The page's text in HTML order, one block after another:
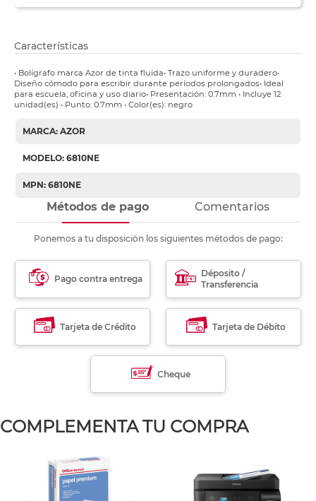
Características
• Bolígrafo marca Azor de tinta fluida• Trazo uniforme y duradero•
Diseño cómodo para escribir durante períodos prolongados• Ideal
para escuela, oficina y uso diario• Presentación: 0.7mm • Incluye 12
unidad(es) • Punto: 0.7mm • Color(es): negro
MARCA: AZOR
MODELO: 6810NE
MPN: 6810NE
Métodos de pago Comentarios
Ponemos a tu disposición los siguientes métodos de pago:
Pago contra entrega
Déposito /
Transferencia
Tarjeta de Crédito Tarjeta de Débito
Cheque
COMPLEMENTA TU COMPRA